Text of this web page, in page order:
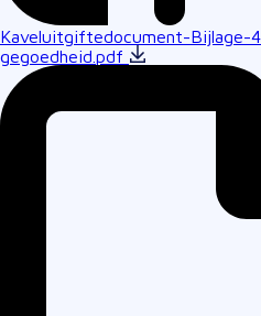
Kaveluitgiftedocument-Bijlage-
gegoedheid.pdf